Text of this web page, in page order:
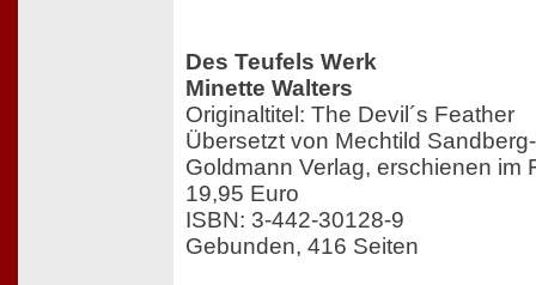
Des Teufels Werk
Minette Walters
Originaltitel: The Devil´s Feather
Übersetzt von Mechtild
Goldmann Verlag, erschienen im
19,95 Euro
ISBN: 3-442-30128-9
Gebunden, 416 Seiten